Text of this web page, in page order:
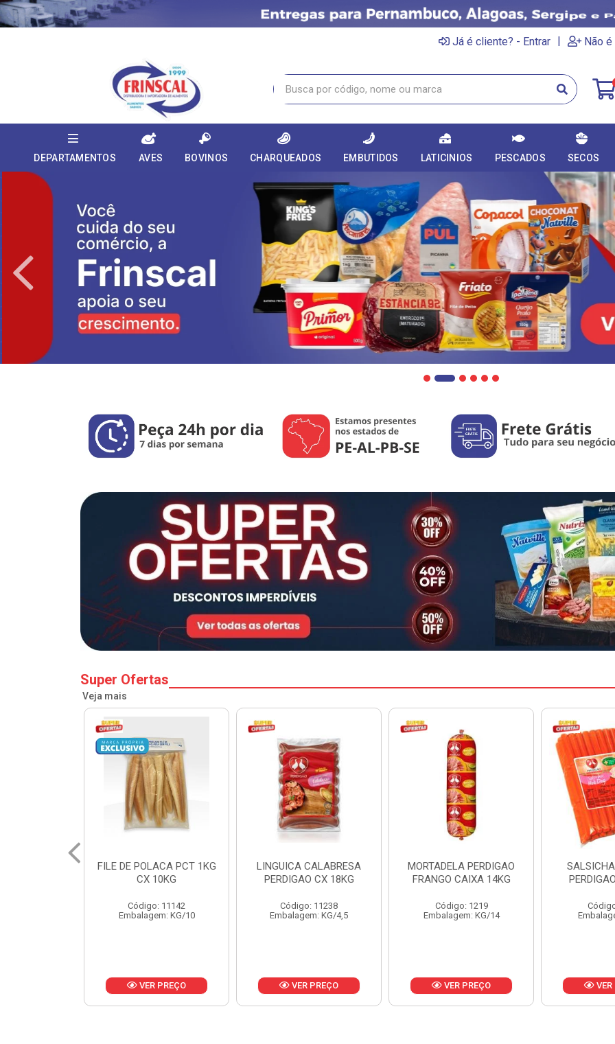
Já é cliente? - Entrar | Não
DEPARTAMENTOS AVES BOVINOS CHARQUEADOS EMBUTIDOS LATICINIOS PESCADOS SECOS
Super Ofertas
Veja mais
LINGUICA CALABRESA
PERDIGAO CX 18KG
Código: 11238
Embalagem: KG/4,5
VER PREÇO
MORTADELA PERDIGAO
FRANGO CAIXA 14KG
Código: 1219
Embalagem: KG/14
VER PREÇO
SALSICHA HOT DOG
PERDIGAO CX 20KG
Código: 1225
Embalagem: KG/5
VER PREÇO
PERNIL
Embalagem:
VER